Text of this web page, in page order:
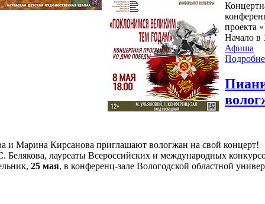
проекта
Начало в
Афиша
лауреаты Всероссийских и международных
25 мая, в конференц-зале Вологодской областной